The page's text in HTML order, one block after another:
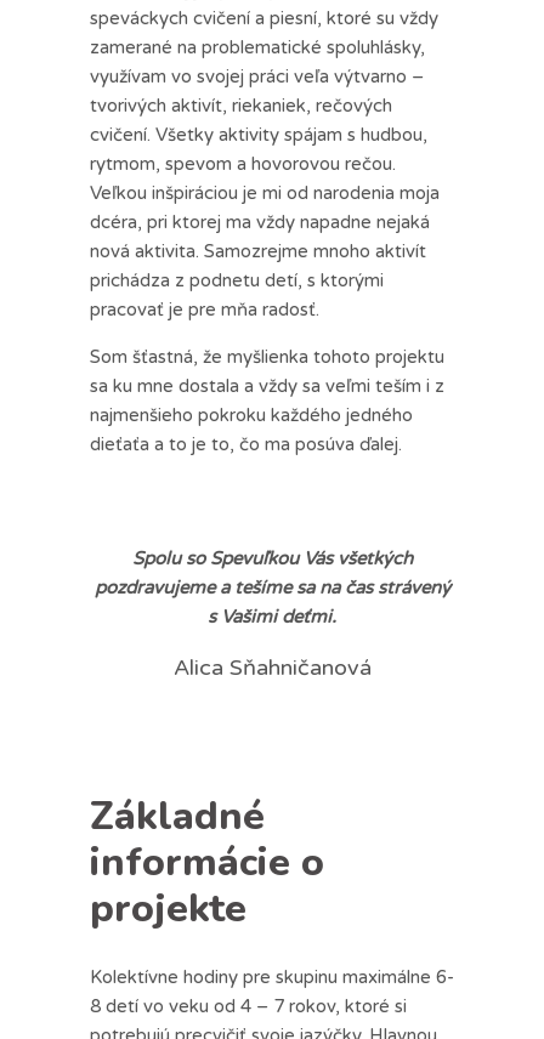
speváckych cvičení a piesní, ktoré su vždy
zamerané na problematické spoluhlásky,
využívam vo svojej práci veľa výtvarno –
tvorivých aktivít, riekaniek, rečových
cvičení. Všetky aktivity spájam s hudbou,
rytmom, spevom a hovorovou rečou.
Veľkou inšpiráciou je mi od narodenia moja
dcéra, pri ktorej ma vždy napadne nejaká
nová aktivita. Samozrejme mnoho aktivít
prichádza z podnetu detí, s ktorými
pracovať je pre mňa radosť.
Som šťastná, že myšlienka tohoto projektu
sa ku mne dostala a vždy sa veľmi teším i z
najmenšieho pokroku každého jedného
dieťaťa a to je to, čo ma posúva ďalej.
Spolu so Spevuľkou Vás všetkých
pozdravujeme a tešíme sa na čas strávený
s Vašimi deťmi.
Alica Sňahničanová
Základné
informácie o
projekte
Kolektívne hodiny pre skupinu maximálne 6-
8 detí vo veku od 4 – 7 rokov, ktoré si